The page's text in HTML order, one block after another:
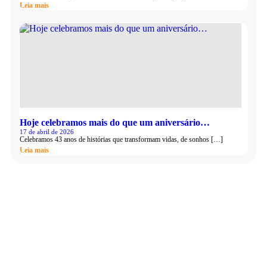
Leia mais
Hoje celebramos mais do que um aniversário…
17 de abril de 2026
Celebramos 43 anos de histórias que transformam vidas, de sonhos […]
Leia mais